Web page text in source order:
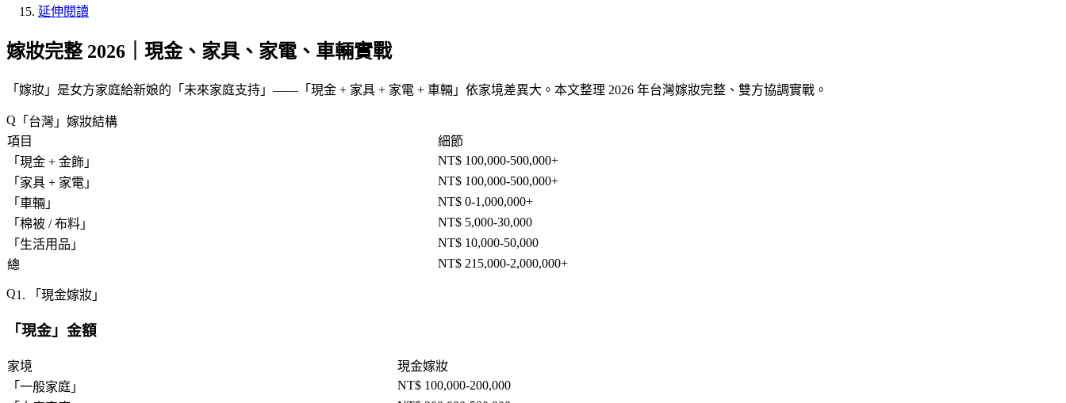
延伸閱讀
嫁妝完整 2026｜現金、家具、家電、車輛實戰
「 嫁妝 」是女方家庭給新娘的「 未來家庭支持 」——「 現金 + 家具 + 家電 + 車輛 」依家境差異大。本文整理 2026 年台灣嫁妝完整、雙方協調實戰。
「 台灣 」嫁妝結構
項目
細節
「 現金 + 金飾 」
NT$ 100,000-500,000+
「 家具 + 家電 」
NT$ 100,000-500,000+
「 車輛 」
NT$ 0-1,000,000+
「 棉被 / 布料 」
NT$ 5,000-30,000
「 生活用品 」
NT$ 10,000-50,000
總
NT$ 215,000-2,000,000+
1. 「 現金嫁妝 」
「現金 」金額
家境
現金嫁妝
「 一般家庭 」
NT$ 100,000-200,000